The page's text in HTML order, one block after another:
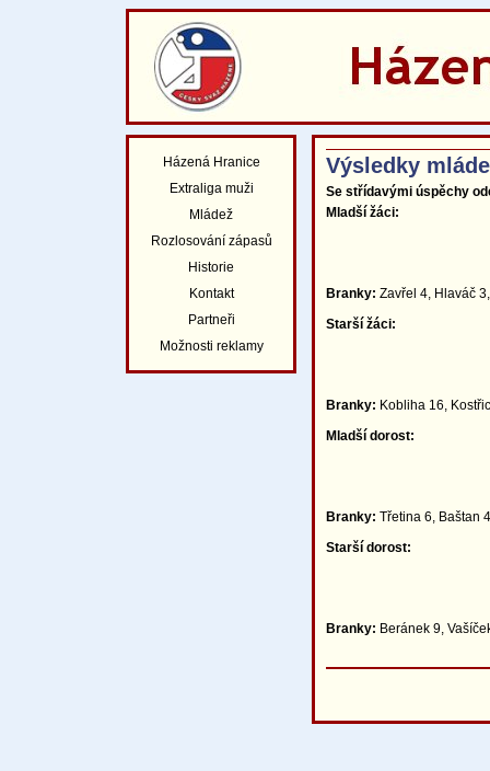
Házená Hranice
Extraliga muži
Mládež
Rozlosování zápasů
Historie
Kontakt
Partneři
Možnosti reklamy
Výsledky
Se střídavými úspěchy
Mladší žáci:
Branky: Zavřel 4, Hlaváč
Starší žáci:
Branky: Kobliha 16,
Mladší dorost:
Branky: Třetina 6, Baštan
Starší dorost:
Branky: Beránek 9,